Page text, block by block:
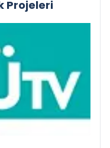
Projeleri